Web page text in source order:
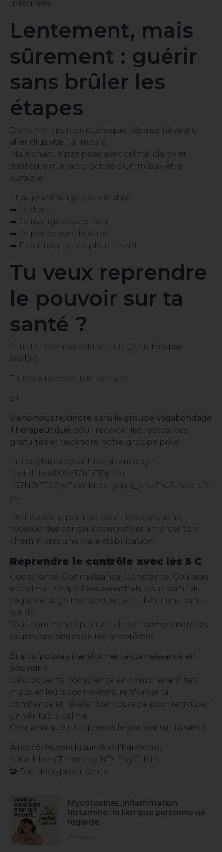
intégrées.
Lentement, mais
sûrement : guérir
sans brûler les
étapes
Dans mon parcours, chaque fois que j’ai voulu
aller plus vite, j’ai reculé.
Mais chaque pas posé avec calme, clarté et
stratégie m’a rapprochée d’un mieux-être
durable.
Et aujourd’hui, je peux le dire :
➡️ Je dors.
➡️ Je mange avec plaisir.
➡️ Je pense avec fluidité.
➡️ Et surtout : je vis pleinement.
Tu veux reprendre
le pouvoir sur ta
santé ?
Si tu te reconnais dans tout ça, tu n’es pas
seul(e).
Tu peux réserver ton analyse
ET
Viens-nous rejoindre dans le groupe Vagabondage
Thérapeutique pour recevoir les ressources
gratuites et rejoindre notre groupe privé.
https://bio.site/kathleentremblay?
fbclid=IwAR09e1ZtGiTDpDh-
rG7N7tZJaQwZaVnknceLyqkh_bNzZhJ2znlva1cPl
ys
Un lieu où tu pourras poser tes questions,
recevoir des conseils concrets et amorcer ton
chemin vers une vraie stabilisation.
Reprendre le contrôle avec les 5 C
Conscience, Connaissance, Constance, Courage
et Calme : cinq piliers essentiels pour sortir du
vagabondage thérapeutique et bâtir une santé
solide.
Tout commence par une chose : comprendre les
causes profondes de tes symptômes.
Et si tu pouvais transformer ta connaissance en
pouvoir ?
Débloquer ta conscience en comprenant tes
maux et leurs connexions, renforcer ta
constance et révéler ton courage pour retrouver
un véritable calme.
C’est ainsi que tu reprends le pouvoir sur ta santé.
À tes côtés, vers la santé et l’harmonie,
✨ Kathleen Tremblay, ND. PhyD. K.in.
🧩 Ton décrypteur santé
Mycotoxines, inflammation,
histamine : le lien que personne ne
regarde
Previous